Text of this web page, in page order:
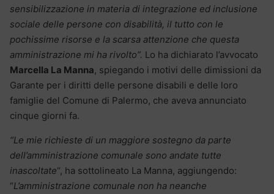
sensibilizzazione in materia di integrazione ed inclusione
sociale delle persone con disabilità, il tutto con le
pochissime risorse e la scarsa attenzione che questa
amministrazione mi ha rivolto”. Lo ha dichiarato l’avvocato
Marcella La Manna, spiegando i motivi delle dimissioni da
Garante per i diritti delle persone disabili e delle loro
famiglie del Comune di Palermo, che aveva annunciato
cinque giorni fa.
“Le mie richieste di un maggiore sostegno da parte
dell’amministrazione comunale sono andate tutte
inascoltate“, ha sottolineato La Manna, aggiungendo:
“L’amministrazione comunale non ha neanche